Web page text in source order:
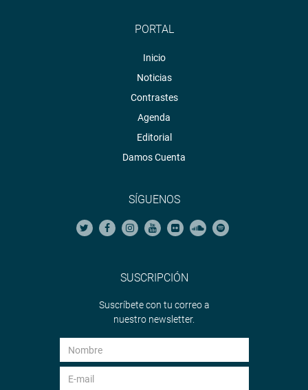
PORTAL
Inicio
Noticias
Contrastes
Agenda
Editorial
Damos Cuenta
SÍGUENOS
SUSCRIPCIÓN
Suscríbete con tu correo a
nuestro newsletter.